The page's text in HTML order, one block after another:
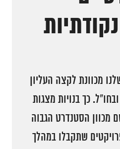
מכוונת לקצה העליון
כך בנויות מצגות
מכוון הסטנדרט הגבוה
שתקבלו במהלך